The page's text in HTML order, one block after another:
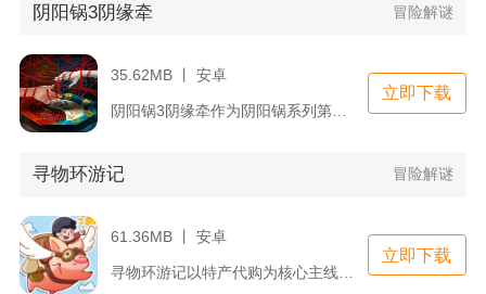
阴阳锅3阴缘牵 冒险解谜
35.62MB 丨 安卓
阴阳锅3阴缘牵作为阴阳锅系列第三部中式民俗解谜单机，故事承接...
立即下载
寻物环游记 冒险解谜
61.36MB 丨 安卓
寻物环游记以特产代购为核心主线，把实景风格的寻物解谜和轻度经...
立即下载